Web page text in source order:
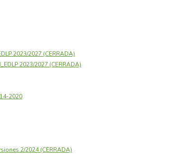
2023/2027 (CERRADA)
2023/2027 (CERRADA)
2020
2/2024 (CERRADA)